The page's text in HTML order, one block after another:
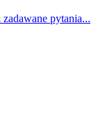
pytania...